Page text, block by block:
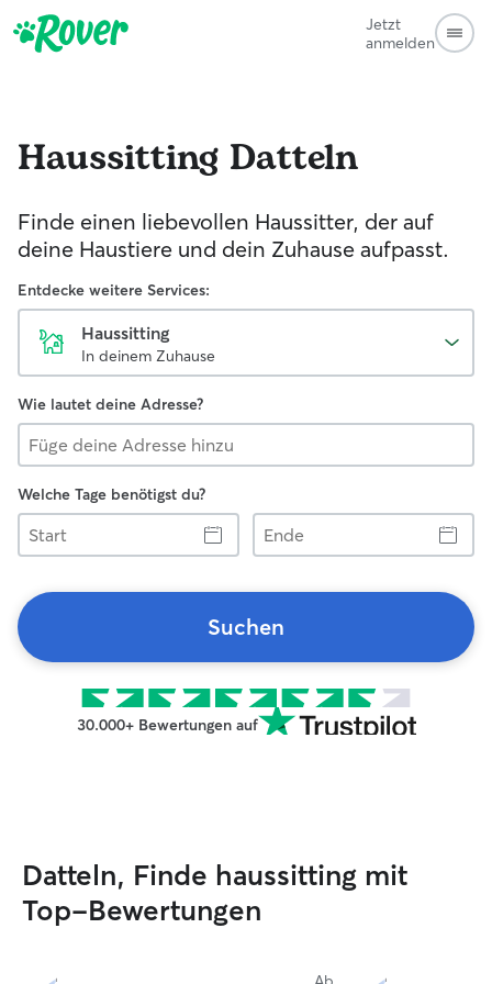
Jetzt
anmelden
Haussitting Datteln
Finde einen liebevollen Haussitter, der auf
deine Haustiere und dein Zuhause aufpasst.
Entdecke weitere Services:
Haussitting
In deinem Zuhause
Wie lautet deine Adresse?
Welche Tage benötigst du?
Start
Ende
Suchen
30.000+ Bewertungen auf
Datteln, Finde haussitting mit
Top-Bewertungen